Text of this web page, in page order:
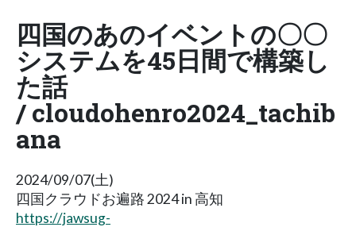
四国のあのイベントの〇〇
システムを45日間で構築し
た話
/ cloudohenro2024_tachib
ana
2024/09/07(土)
四国クラウドお遍路 2024 in 高知
https://jawsug-